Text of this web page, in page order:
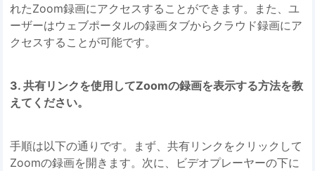
れたZoom録画にアクセスすることができます。また、ユ
ーザーはウェブポータルの録画タブからクラウド録画にア
クセスすることが可能です。
3. 共有リンクを使用してZoomの録画を表示する方法を教
えてください。
手順は以下の通りです。まず、共有リンクをクリックして
Zoomの録画を開きます。次に、ビデオプレーヤーの下に